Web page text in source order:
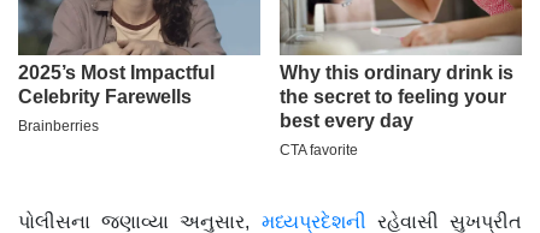
પોલીસના જણાવ્યા અનુસાર, મધ્યપ્રદેશની રહેવાસી સુખપ્રીત